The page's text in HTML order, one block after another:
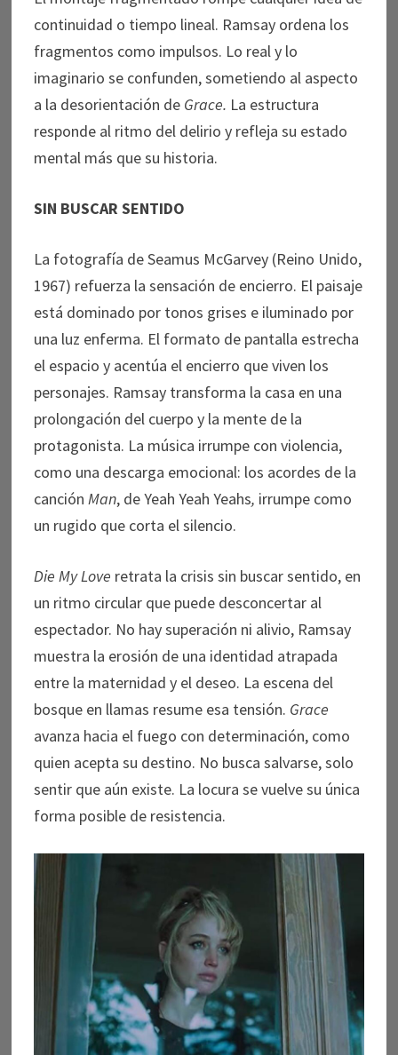
continuidad o tiempo lineal. Ramsay ordena los
fragmentos como impulsos. Lo real y lo
imaginario se confunden, sometiendo al aspecto
a la desorientación de Grace. La estructura
responde al ritmo del delirio y refleja su estado
mental más que su historia.
SIN BUSCAR SENTIDO
La fotografía de Seamus McGarvey (Reino Unido,
1967) refuerza la sensación de encierro. El paisaje
está dominado por tonos grises e iluminado por
una luz enferma. El formato de pantalla estrecha
el espacio y acentúa el encierro que viven los
personajes. Ramsay transforma la casa en una
prolongación del cuerpo y la mente de la
protagonista. La música irrumpe con violencia,
como una descarga emocional: los acordes de la
canción Man, de Yeah Yeah Yeahs, irrumpe como
un rugido que corta el silencio.
Die My Love retrata la crisis sin buscar sentido, en
un ritmo circular que puede desconcertar al
espectador. No hay superación ni alivio, Ramsay
muestra la erosión de una identidad atrapada
entre la maternidad y el deseo. La escena del
bosque en llamas resume esa tensión. Grace
avanza hacia el fuego con determinación, como
quien acepta su destino. No busca salvarse, solo
sentir que aún existe. La locura se vuelve su única
forma posible de resistencia.